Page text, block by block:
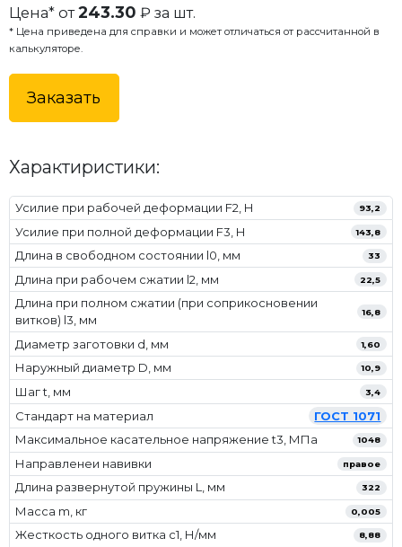
Цена* от243.30 ₽ за шт.
* Цена приведена для справки и может отличаться от рассчитанной в
калькуляторе.
Заказать
Характиристики:
Усилие при рабочей деформации F2, Н 93,2
Усилие при полной деформации F3, Н 143,8
Длина в свободном состоянии l0, мм 33
Длина при рабочем сжатии l2, мм 22,5
Длина при полном сжатии (при соприкосновении
витков) l3, мм
16,8
Диаметр заготовки d, мм 1,60
Наружный диаметр D, мм 10,9
Шаг t, мм 3,4
Стандарт на материал
ГОСТ 1071
Максимальное касательное напряжение t3, МПа
1048
Направленеи навивки правое
Длина развернутой пружины L, мм 322
Масса m, кг 0,005
Жесткость одного витка c1, Н/мм 8,88